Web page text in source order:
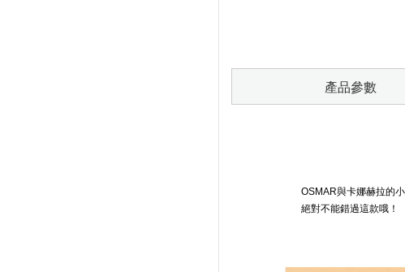
產品參數
OSMAR與卡娜赫拉的
絕對不能錯過這款哦！